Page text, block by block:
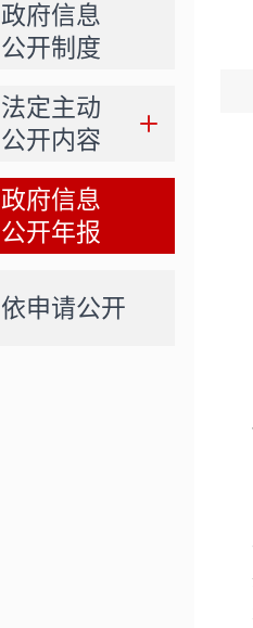
政府信息
公开制度
法定主动
公开内容
政府信息
公开年报
依申请公开